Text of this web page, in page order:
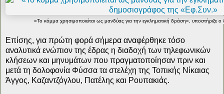
«Το κόμμα χρησιμοποιείται ως μανδύας για την εγκληματική δράση», υποστήριξε
Επίσης, για πρώτη φορά σήμερα αναφέρθηκε τόσο
αναλυτικά ενώπιον της έδρας η διαδοχή των τηλεφωνικών
κλήσεων και μηνυμάτων που πραγματοποίησαν πριν και
μετά τη δολοφονία Φύσσα τα στελέχη της Τοπικής Νίκαιας
Άγγος, Καζαντζόγλου, Πατέλης και Ρουπακιάς.